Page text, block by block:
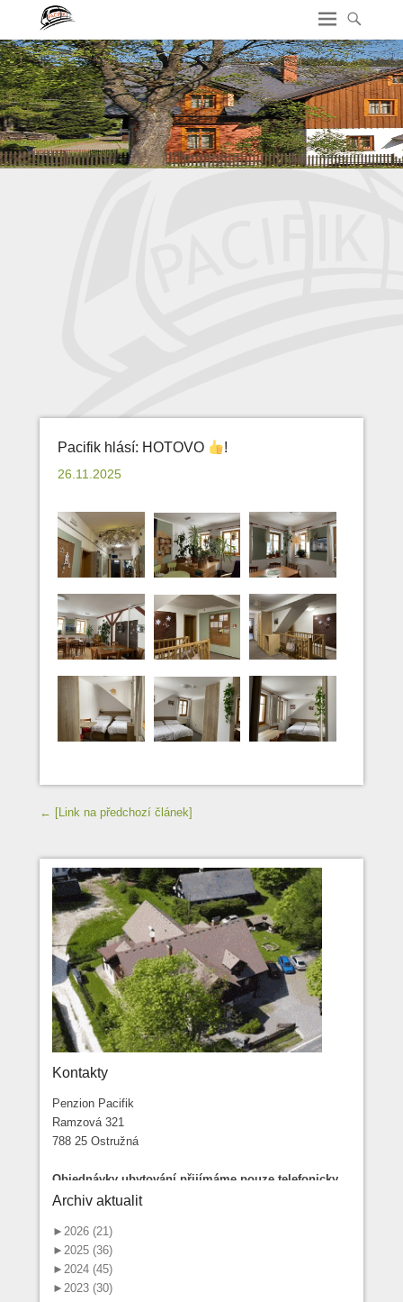
Pacifik hlásí: HOTOVO !
26.11.2025
Navigace příspěvků
← [Link na předchozí článek]
Kontakty
Penzion Pacifik
Ramzová 321
788 25 Ostružná
Objednávky ubytování přijímáme pouze telefonicky
na čísle: 737 275 002
Archiv aktualit
►2026 (21)
►2025 (36)
►2024 (45)
►2023 (30)